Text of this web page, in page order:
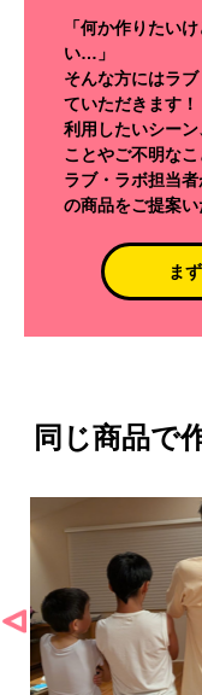
「何か作りたい
い…」
そんな方にはラ
ていただきます！
利用したいシー
ことやご不明なこ
ラブ・ラボ担当
の商品をご提案い
ま
同じ商品で